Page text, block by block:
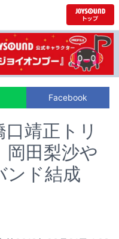
Facebook
靖正トリ
岡田梨沙や
ンド結成